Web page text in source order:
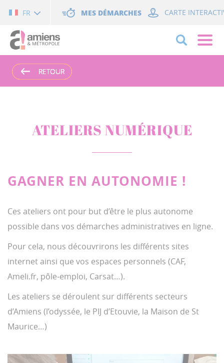
FR MES DÉMARCHES CARTE
RETOUR
RETOUR
RETOUR
RETOUR
ATELIERS NUMÉRIQUE
GAGNER EN AUTONOMIE !
Ces ateliers ont pour but d’être le plus autonome
possible dans vos démarches administratives en ligne.
Pour cela, nous découvrirons les différents sites
internet ainsi que vos espaces personnels (CAF,
Ameli.fr, pôle-emploi, Carsat…).
Les ateliers se déroulent sur différents secteurs
d’Amiens (l’odyssée, le PIJ d’Etouvie, la Maison de St
Maurice…)